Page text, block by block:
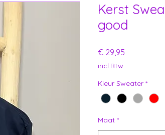
Kerst
good
€ 29,95
incl.Btw
Kleur Sweater *
Maat *